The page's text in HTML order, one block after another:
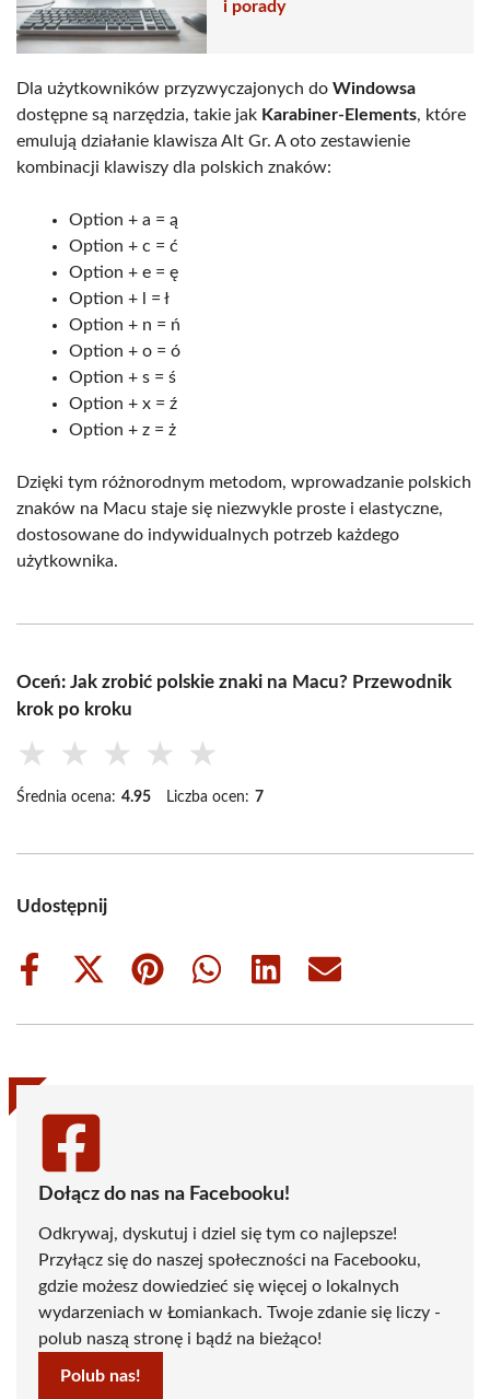
i porady
Dla użytkowników przyzwyczajonych do Windowsa
dostępne są narzędzia, takie jak Karabiner-Elements, które
emulują działanie klawisza Alt Gr. A oto zestawienie
kombinacji klawiszy dla polskich znaków:
Option + a = ą
Option + c = ć
Option + e = ę
Option + l = ł
Option + n = ń
Option + o = ó
Option + s = ś
Option + x = ź
Option + z = ż
Dzięki tym różnorodnym metodom, wprowadzanie polskich
znaków na Macu staje się niezwykle proste i elastyczne,
dostosowane do indywidualnych potrzeb każdego
użytkownika.
Oceń: Jak zrobić polskie znaki na Macu? Przewodnik
krok po kroku
★ ★ ★ ★ ★
Średnia ocena: 4.95 Liczba ocen: 7
Udostępnij
Share
Share
(Twitter)
Share
Share
Share
Share
Dołącz do nas na Facebooku!
Odkrywaj, dyskutuj i dziel się tym co najlepsze!
Przyłącz się do naszej społeczności na Facebooku,
gdzie możesz dowiedzieć się więcej o lokalnych
wydarzeniach w Łomiankach. Twoje zdanie się liczy -
polub naszą stronę i bądź na bieżąco!
Polub nas!